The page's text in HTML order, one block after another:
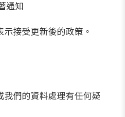
通知
接受更新後的政策。
我們的資料處理有任何疑